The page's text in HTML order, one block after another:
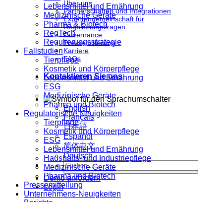
Über uns
Partnerschaften und Integrationen
Expertengemeinschaft für
Regulierungsfragen
Governance
Pressemitteilung
Karriere
FAQs
Kontaktieren Sie uns
English
Français
日本語
Español
简体中文
Deutsch
Demo anfordern
Login
Lebensmittel und Ernährung
Medizinische Geräte
Pharma & Biotech
RegTech
Regulierungsstrategie
Fallstudien
Tierpflege
Kosmetik und Körperpflege
Lebensmittel und Ernährung
ESG
Medizinische Geräte
Pharma und Biotech
Regulatorische Neuigkeiten
Tierpflege
Kosmetik und Körperpflege
ESG
Lebensmittel und Ernährung
Haushalts- und Industriepflege
Medizinische Geräte
Pharma und Biotech
Pressemitteilung
Unternehmens-Neuigkeiten